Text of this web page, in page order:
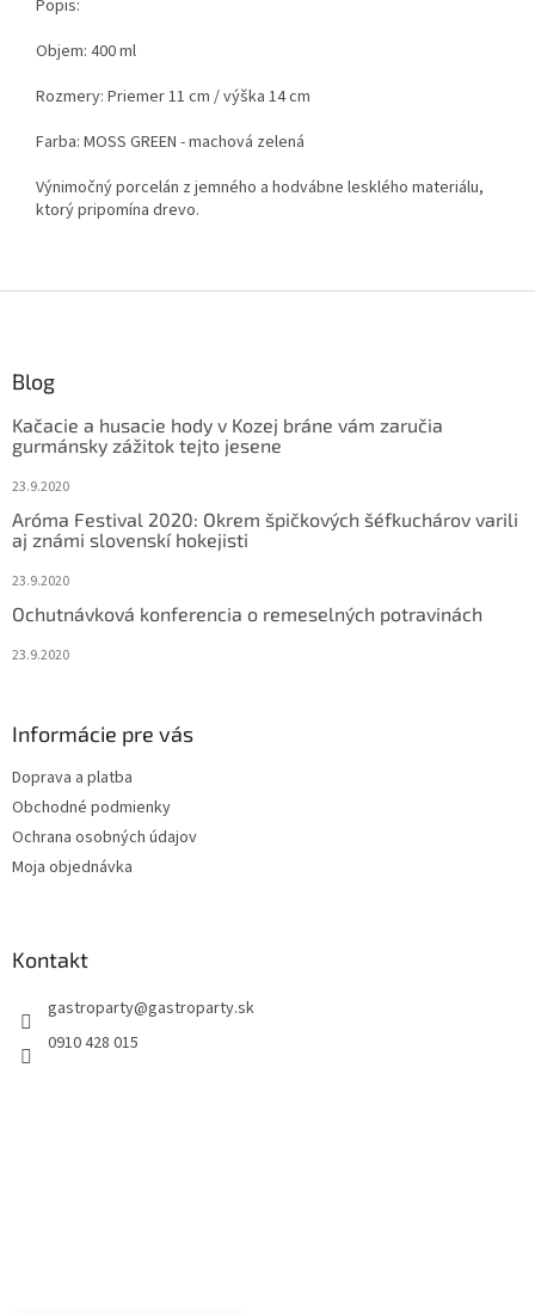
Popis:
Objem: 400 ml
Rozmery: Priemer 11 cm / výška 14 cm
Farba: MOSS GREEN - machová zelená
Výnimočný porcelán z jemného a hodvábne lesklého materiálu,
ktorý pripomína drevo.
Blog
Kačacie a husacie hody v Kozej bráne vám zaručia
gurmánsky zážitok tejto jesene
23.9.2020
Aróma Festival 2020: Okrem špičkových šéfkuchárov varili
aj známi slovenskí hokejisti
23.9.2020
Ochutnávková konferencia o remeselných potravinách
23.9.2020
Informácie pre vás
Doprava a platba
Obchodné podmienky
Ochrana osobných údajov
Moja objednávka
Kontakt
gastroparty@gastroparty.sk
0910 428 015